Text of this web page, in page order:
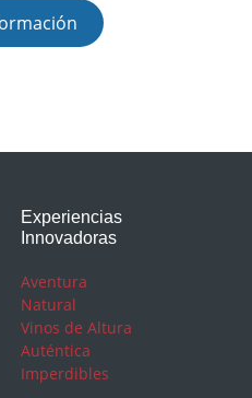
Experiencias
Innovadoras
Aventura
Natural
Vinos de Altura
Auténtica
Imperdibles